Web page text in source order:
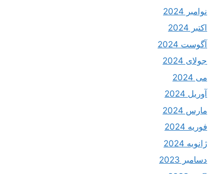
نوامبر 2024
اکتبر 2024
آگوست 2024
جولای 2024
می 2024
آوریل 2024
مارس 2024
فوریه 2024
ژانویه 2024
دسامبر 2023